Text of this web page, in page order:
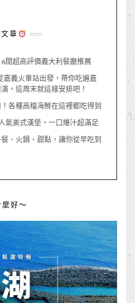
章
間超高評價義大利餐廳推薦
義火車站出發，帶你吃遍嘉
，這周末就這樣安排吧！
各種高檔海鮮在這裡都吃得到
氣美式漢堡，一口爆汁超滿足
、火鍋、甜點，讓你從早吃到
好～